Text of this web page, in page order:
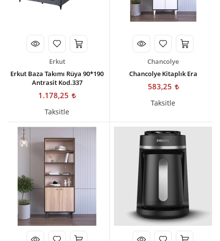
Erkut
Erkut Baza Takımı Rüya 90*190
Antrasit Kod.337
1.178,25
Taksitle
Chancolye
Chancolye Kitaplık Era
583,25
Taksitle